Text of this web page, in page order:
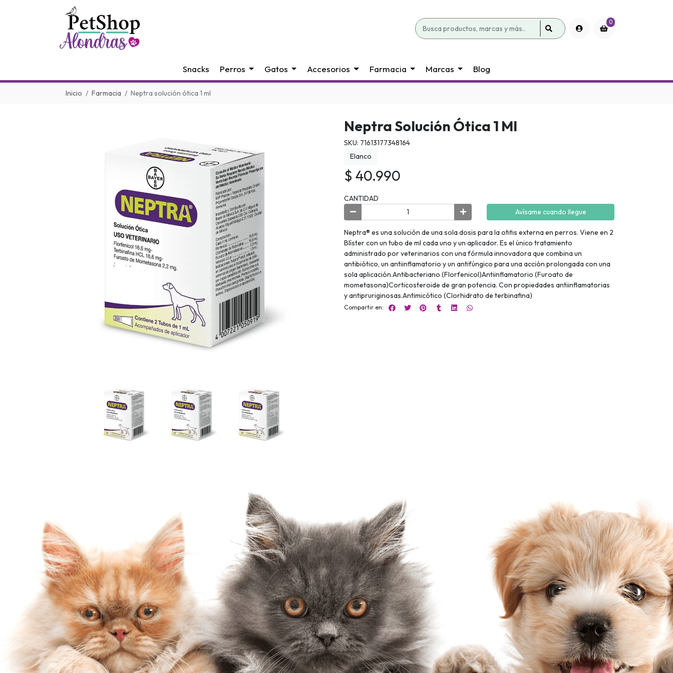
0
Snacks Perros Gatos Accesorios Farmacia Marcas Blog
Inicio Farmacia Neptra solución ótica 1 ml
Neptra Solución Ótica 1 Ml
SKU: 71613177348164
Elanco
$ 40.990
CANTIDAD
Avísame cuando llegue
Neptra® es una solución de una sola dosis para la otitis externa en perros. Viene en 2
Blíster con un tubo de ml cada uno y un aplicador. Es el único tratamiento
administrado por veterinarios con una fórmula innovadora que combina un
antibiótico, un antiinflamatorio y un antifúngico para una acción prolongada con una
sola aplicación.Antibacteriano (Florfenicol)Antiinflamatorio (Furoato de
mometasona)Corticosteroide de gran potencia. Con propiedades antiinflamatorias
y antipruriginosas.Antimicótico (Clorhidrato de terbinafina)
Compartir en: